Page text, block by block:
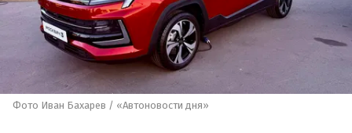
Фото Иван Бахарев / «Автоновости дня»